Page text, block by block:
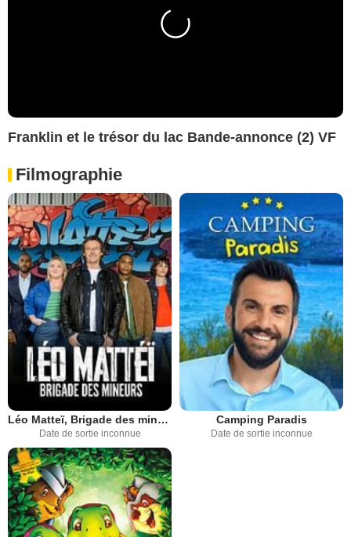
Franklin et le trésor du lac Bande-annonce (2) VF
Filmographie
Léo Matteï, Brigade des mineurs
Date de sortie inconnue
Camping Paradis
Date de sortie inconnue